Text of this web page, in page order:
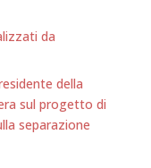
da
della
sul progetto di
separazione